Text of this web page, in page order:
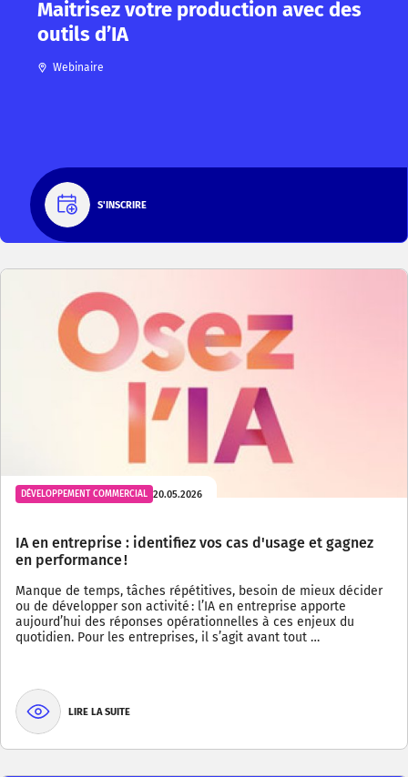
Maitrisez votre production avec des
outils d’IA
Webinaire
S'INSCRIRE
DÉVELOPPEMENT COMMERCIAL 20.05.2026
IA en entreprise : identifiez vos cas d'usage et gagnez
en performance !
Manque de temps, tâches répétitives, besoin de mieux décider
ou de développer son activité : l’IA en entreprise apporte
aujourd’hui des réponses opérationnelles à ces enjeux du
quotidien. Pour les entreprises, il s’agit avant tout …
LIRE LA SUITE